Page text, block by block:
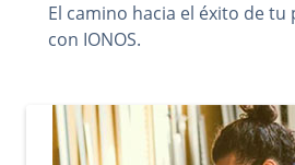
El camino hacia el éxito de tu
con IONOS.